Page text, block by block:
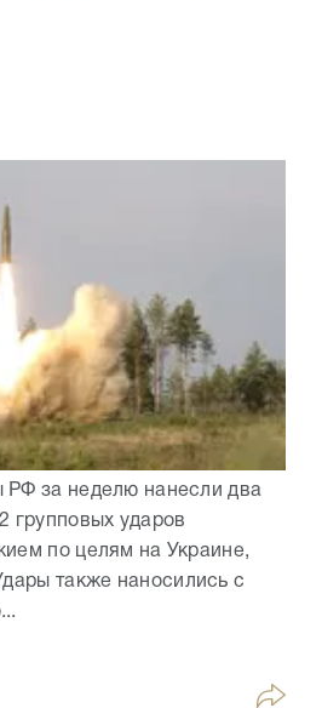
за неделю нанесли два
групповых ударов
по целям на Украине,
также наносились с